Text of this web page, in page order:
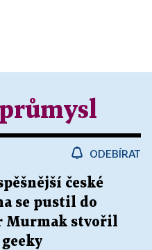
ODEBÍRAT
české
se pustil do
Murmak stvořil